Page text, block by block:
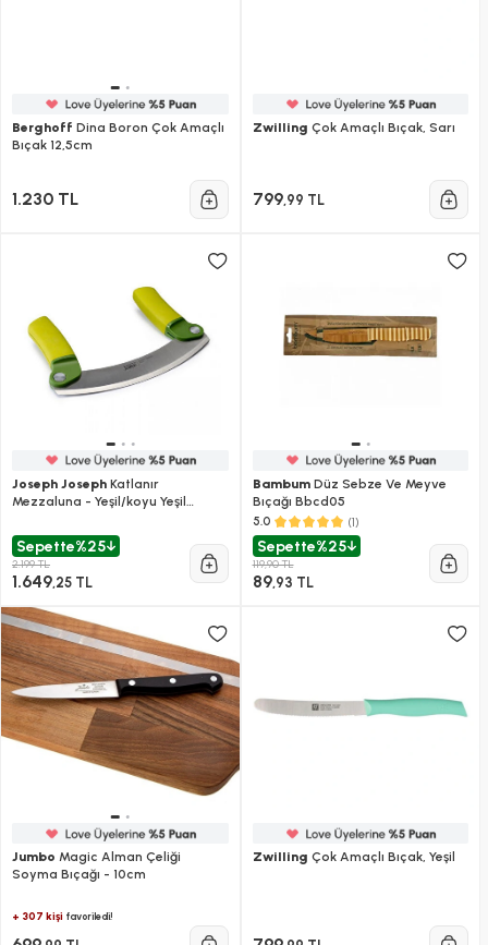
Berghoff Dina Boron Çok Amaçlı
Bıçak 12,5cm
1.230 TL
Zwilling Çok Amaçlı Bıçak, Sarı
799,99 TL
Joseph Joseph Katlanır
Mezzaluna - Yeşil/koyu Yeşil
Sepette%25
2.199 TL
1.649,25 TL
BambumDüz Sebze Ve Meyve
Bıçağı Bbcd05
5.0 (1)
Sepette%25
119,90 TL
89,93 TL
Jumbo Magic Alman Çeliği
Soyma Bıçağı - 10cm
+ 307 kişi favoriledi!
Zwilling Çok Amaçlı Bıçak, Yeşil